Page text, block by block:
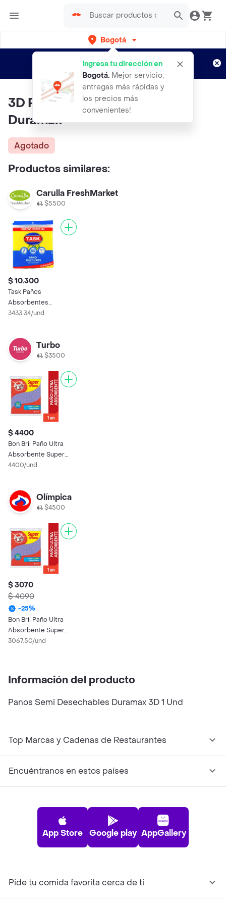
Bogotá
Ingresa tu dirección en
Bogotá. Mejor servicio,
entregas más rápidas y
los precios más
convenientes!
envíos gratis por semanas
Aplican TyC
3D Panos Semi Desechables
Duramax
Agotado
Productos similares:
Carulla FreshMarket
$5500
$ 10.300
Task Paños
Absorbentes
Multiusos
3433.34/und
Turbo
$3500
$ 4400
Bon Bril Paño Ultra
Absorbente Super
Ahorro 1 un
4400/und
Olímpica
$4500
$ 3070
$ 4090
-25%
Bon Bril Paño Ultra
Absorbente Super
Ahorro 1 un
3067.50/und
Información del producto
Panos Semi Desechables Duramax 3D 1 Und
Top Marcas y Cadenas de Restaurantes
Encuéntranos en estos países
App Store Google play AppGallery
Pide tu comida favorita cerca de ti